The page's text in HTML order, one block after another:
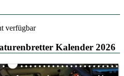
verfügbar
Kalender 2026